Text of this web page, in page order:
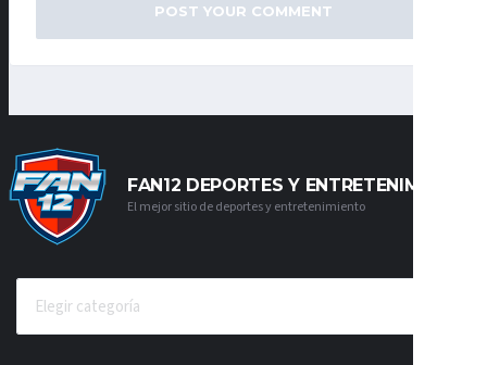
FAN12 DEPORTES Y ENTRETENIMIENTO
El mejor sitio de deportes y entretenimiento